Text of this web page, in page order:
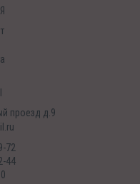
проезд д.9
72
44